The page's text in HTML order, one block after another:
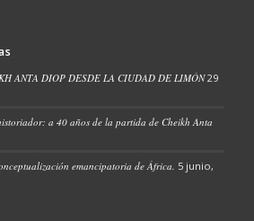
ANTA DIOP DESDE LA CIUDAD DE LIMÓN 29
a 40 años de la partida de Cheikh Anta
emancipatoria de África. 5 junio,